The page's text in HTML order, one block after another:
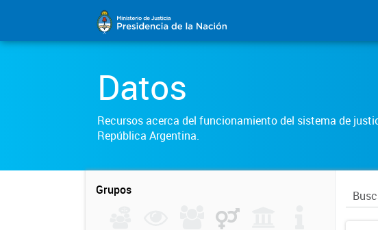
Datos
Recursos acerca del funcionamiento del sistema de
República Argentina.
Grupos